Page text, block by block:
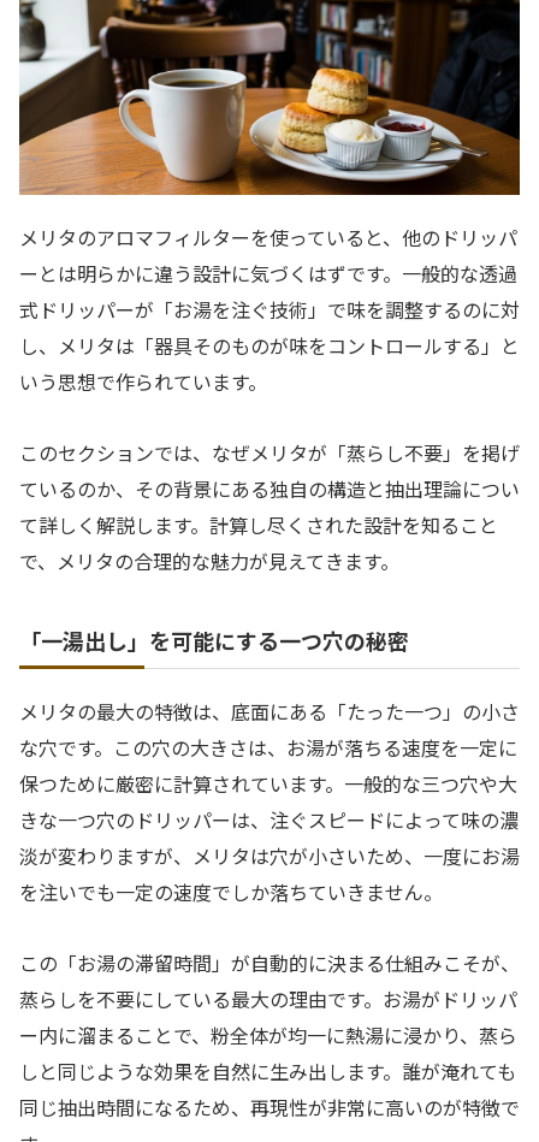
メリタのアロマフィルターを使っていると、他のドリッパ
ーとは明らかに違う設計に気づくはずです。一般的な透過
式ドリッパーが「お湯を注ぐ技術」で味を調整するのに対
し、メリタは「器具そのものが味をコントロールする」と
いう思想で作られています。
このセクションでは、なぜメリタが「蒸らし不要」を掲げ
ているのか、その背景にある独自の構造と抽出理論につい
て詳しく解説します。計算し尽くされた設計を知ること
で、メリタの合理的な魅力が見えてきます。
「一湯出し」を可能にする一つ穴の秘密
メリタの最大の特徴は、底面にある「たった一つ」の小さ
な穴です。この穴の大きさは、お湯が落ちる速度を一定に
保つために厳密に計算されています。一般的な三つ穴や大
きな一つ穴のドリッパーは、注ぐスピードによって味の濃
淡が変わりますが、メリタは穴が小さいため、一度にお湯
を注いでも一定の速度でしか落ちていきません。
この「お湯の滞留時間」が自動的に決まる仕組みこそが、
蒸らしを不要にしている最大の理由です。お湯がドリッパ
ー内に溜まることで、粉全体が均一に熱湯に浸かり、蒸ら
しと同じような効果を自然に生み出します。誰が淹れても
同じ抽出時間になるため、再現性が非常に高いのが特徴で